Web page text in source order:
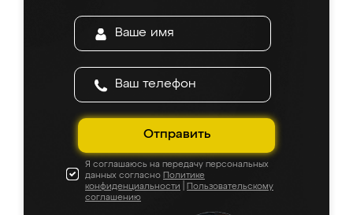
Отправить
Я соглашаюсь на передачу персональных
данных согласно Политике
конфиденциальности
Пользовательскому
соглашению